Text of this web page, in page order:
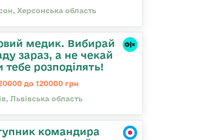
Херсонська область
медик. Вибирай
зараз, а не чекай
тебе розподілять!
до 120000 грн
Львівська область
командира